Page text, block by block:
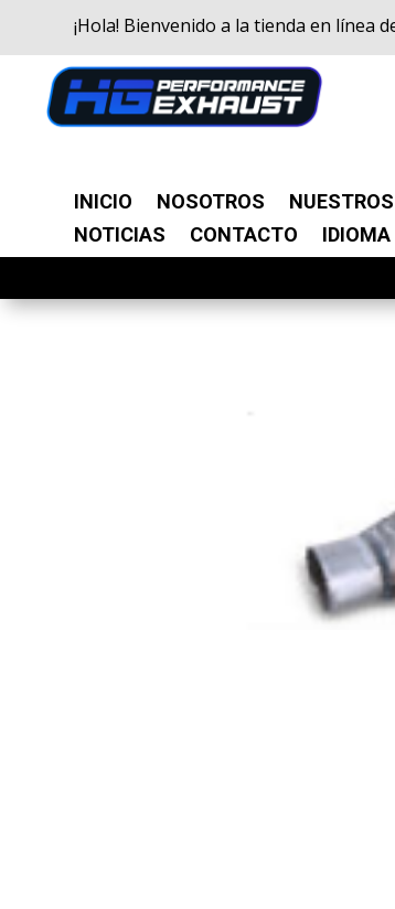
¡Hola! Bienvenido a la tienda en línea
INICIO NOSOTROS
NOTICIAS
CONTACTO IDIOMA